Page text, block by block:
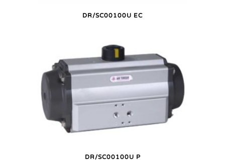
DR/SC00100U EC
DR/SC00100U P